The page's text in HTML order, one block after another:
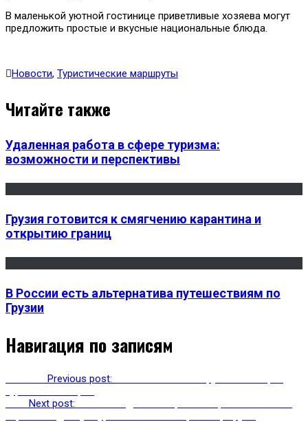
В маленькой уютной гостинице приветливые хозяева могут
предложить простые и вкусные национальные блюда.
Новости, Туристические маршруты
Читайте также
Удаленная работа в сфере туризма:
возможности и перспективы
Грузия готовится к смягчению карантина и
открытию границ
В России есть альтернатива путешествиям по
Грузии
Навигация по записям
Previous post:
Next post: